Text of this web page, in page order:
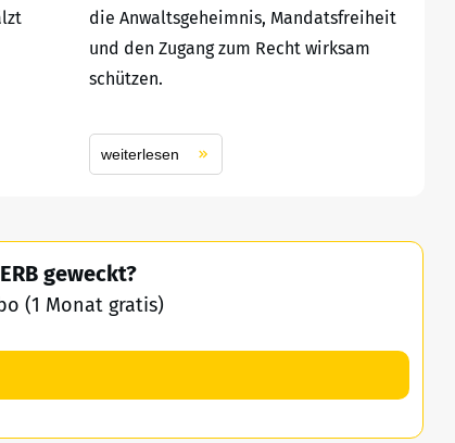
die Anwaltsgeheimnis, Mandatsfreiheit
und den Zugang zum Recht wirksam
schützen.
weiterlesen
geweckt?
(1 Monat gratis)